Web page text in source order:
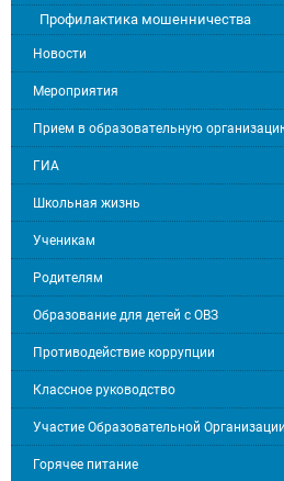
Профилактика мошенничества
Новости
Мероприятия
Прием в образовательную
ГИА
Школьная жизнь
Ученикам
Родителям
Образование для детей с ОВЗ
Противодействие коррупции
Классное руководство
Участие Образовательной
Горячее питание